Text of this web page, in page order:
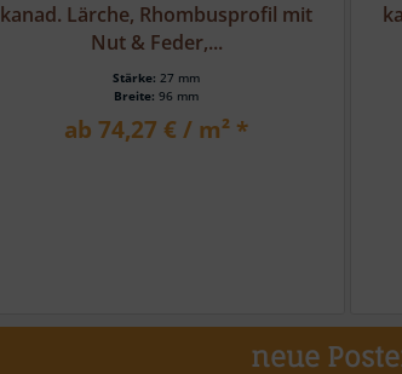
kanad. Lärche, Rhombusprofil mit
Nut & Feder
Stärke: 26 mm
Breite: 96 mm
ab 48,50 € / m² *
neue